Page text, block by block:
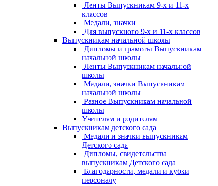
Ленты Выпускникам 9-х и 11-х
классов
Медали, значки
Для выпускного 9-х и 11-х классов
Выпускникам начальной школы
Дипломы и грамоты Выпускникам
начальной школы
Ленты Выпускникам начальной
школы
Медали, значки Выпускникам
начальной школы
Разное Выпускникам начальной
школы
Учителям и родителям
Выпускникам детского сада
Медали и значки выпускникам
Детского сада
Дипломы, свидетельства
выпускникам Детского сада
Благодарности, медали и кубки
персоналу